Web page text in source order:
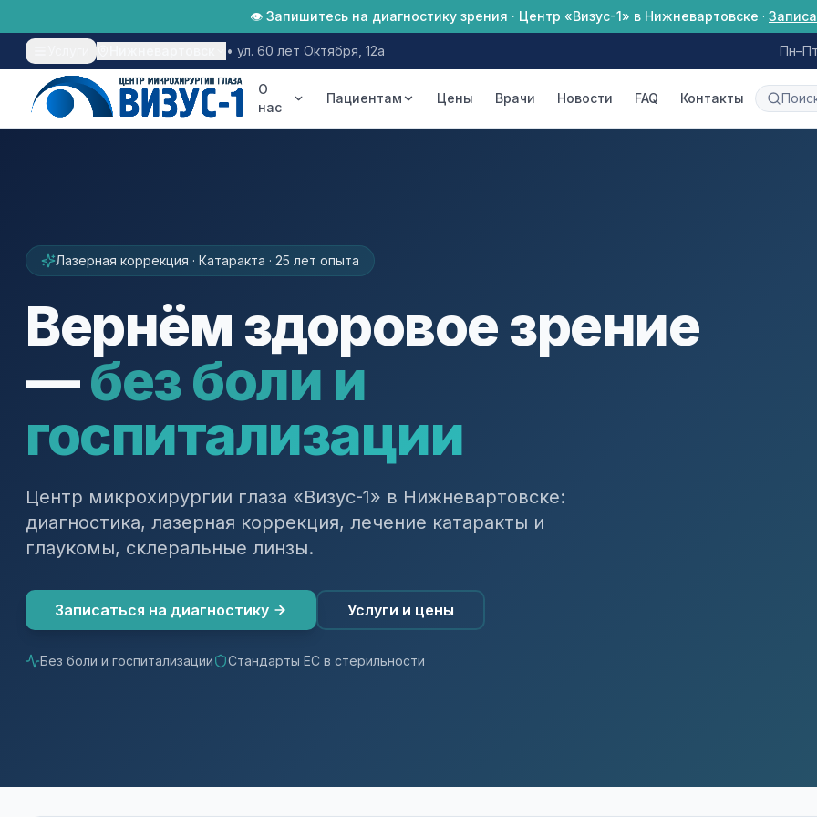
👁 Запишитесь на диагностику зрения · Центр «Визус-1» в Нижневартовске ·
• ул. 60 лет Октября, 12а
О
нас
Пациентам Цены Врачи Новости FAQ Контакты
Лазерная коррекция · Катаракта · 25 лет опыта
Вернём здоровое зрение
—без боли и
госпитализации
Центр микрохирургии глаза «Визус-1» в Нижневартовске:
диагностика, лазерная коррекция, лечение катаракты и
глаукомы, склеральные линзы.
Записаться на диагностику Услуги и цены
Без боли и госпитализации Стандарты ЕС в стерильности
Диагностика
Хирургия глаза